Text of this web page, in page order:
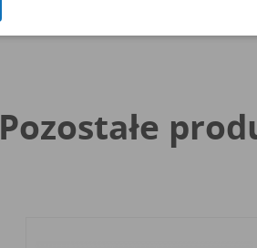
Pozostałe